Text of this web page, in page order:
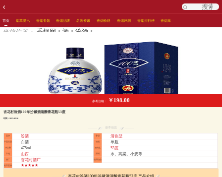
首页 烟草资讯 香烟专题 香烟品牌 名酒资讯 香烟价格 香烟评测 香烟排行榜 香烟库
当前位置： 香烟网 >酒 >汾酒 >
参考价格： ￥198.00
杏花村汾酒100年汾藏酒清酿青花瓶53度
时间：2023-05-16
基本信息
品牌 汾酒 香型 清香型
产品类型 白酒 单瓶
净含量 475ml 酒精度 53度
产地 山西 水、高粱、小麦等
酒厂 杏花村酒厂 使用场合
推荐星级 ★★★★★